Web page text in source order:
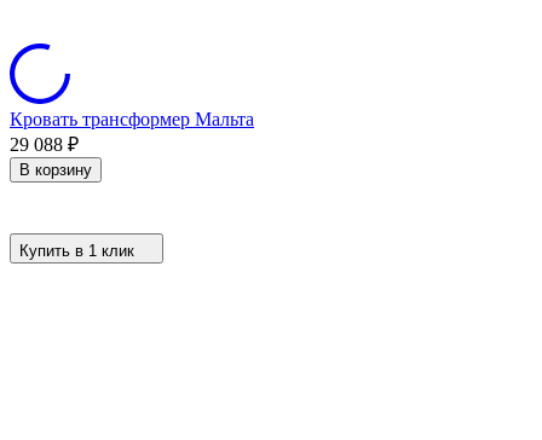
Кровать трансформер Мальта
29 088 ₽
В корзину
Купить в 1 клик